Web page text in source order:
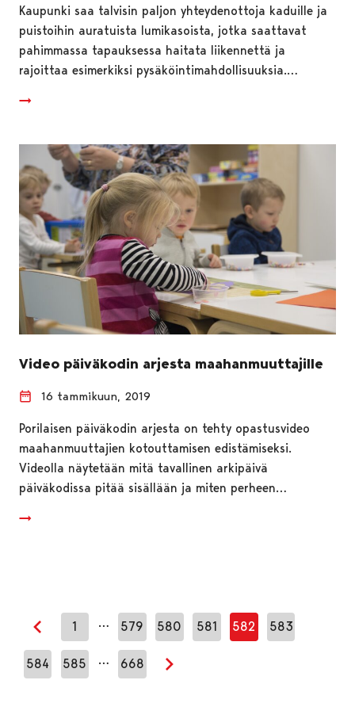
Kaupunki saa talvisin paljon yhteydenottoja kaduille ja
puistoihin auratuista lumikasoista, jotka saattavat
pahimmassa tapauksessa haitata liikennettä ja
rajoittaa esimerkiksi pysäköintimahdollisuuksia.…
Video päiväkodin arjesta maahanmuuttajille
16 tammikuun, 2019
Porilaisen päiväkodin arjesta on tehty opastusvideo
maahanmuuttajien kotouttamisen edistämiseksi.
Videolla näytetään mitä tavallinen arkipäivä
päiväkodissa pitää sisällään ja miten perheen…
Edellinen sivu
1 … 579 580 581 582 583
584 585 … 668
Seuraava sivu